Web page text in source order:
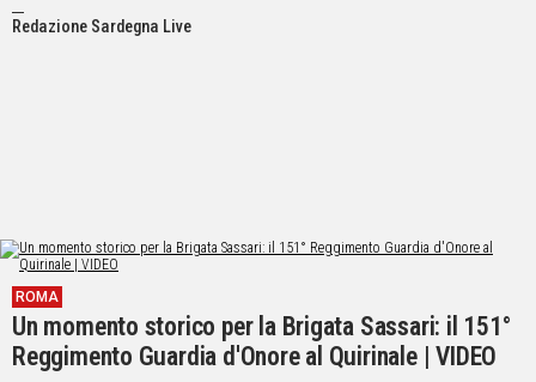
Redazione Sardegna Live
ROMA
Un momento storico per la Brigata Sassari: il 151°
Reggimento Guardia d'Onore al Quirinale | VIDEO